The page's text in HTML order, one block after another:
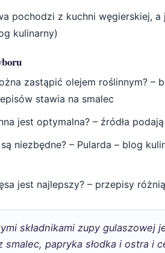
pochodzi z kuchni węgierskiej,
kulinarny)
zastąpić olejem roślinnym?
stawia na smalec
jest optymalna? – źródła
niezbędne? – Pularda – blog
jest najlepszy? – przepisy
składnikami zupy
smalec, papryka słodka i ostra i